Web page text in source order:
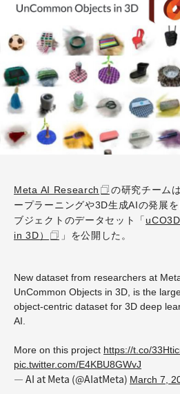
Meta AI Research
の研究チーム
ープラーニングや3D生成AIの発展
ブジェクトのデータセット「
in 3D）
」を公開した。
New dataset from researchers at
UnCommon Objects in 3D, is the
object-centric dataset for 3D deep
AI.
More on this project https://t.co/
pic.twitter.com/E4KBU8GWvJ
— AI at Meta (@AIatMeta) March 7,